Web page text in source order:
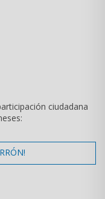
ciudadana